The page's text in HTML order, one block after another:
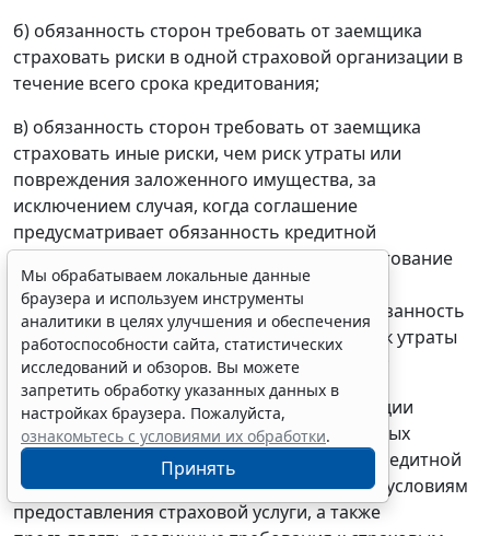
б) обязанность сторон требовать от заемщика
страховать риски в одной страховой организации в
течение всего срока кредитования;
в) обязанность сторон требовать от заемщика
страховать иные риски, чем риск утраты или
повреждения заложенного имущества, за
исключением случая, когда соглашение
предусматривает обязанность кредитной
организации предложить заемщику кредитование
на сопоставимых по срокам и размерам
кредитования условиях, исключающих обязанность
заемщика страховать иные риски, чем риск утраты
или повреждения заложенного имущества;
г) ограничение права кредитной организации
формировать несколько перечней страховых
организаций, отвечающих требованиям кредитной
организации к страховым организациям и условиям
предоставления страховой услуги, а также
Мы обрабатываем локальные данные
браузера и используем инструменты
аналитики в целях улучшения и обеспечения
работоспособности сайта, статистических
исследований и обзоров. Вы можете
запретить обработку указанных данных в
настройках браузера. Пожалуйста,
ознакомьтесь с условиями их обработки.
Принять